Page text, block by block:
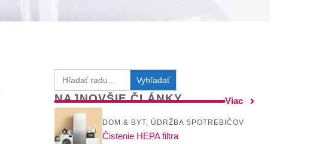
for:
NAJNOVŠIE ČLÁNKY Viac
DOM & BYT, ÚDRŽBA SPOTREBIČOV
Čistenie HEPA filtra